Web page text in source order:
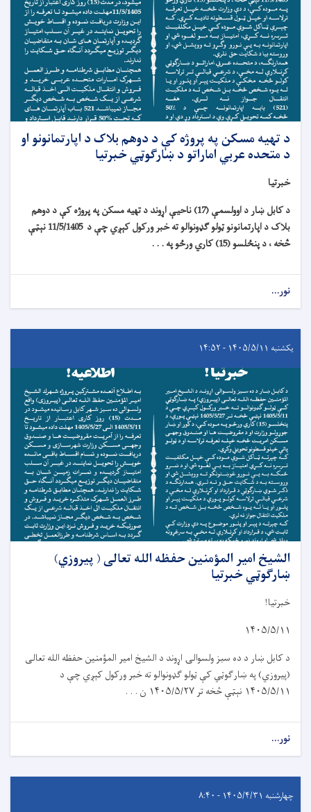
د تهیه مسکن په پروژه کې د دوهم بلاک د اپارتمانونو او
د متحده عربي اماراتو د ښارګوټي خبرتیا
خبرتیا
د کابل ښار د اوولسمې (17) ناحیې اړوند د تهیه مسکن په پروژه کې د دوهم
بلاک د اپارتمانونو ټولو ګډونوالو ته خبر ورکول کېږي چې د 11/5/1405 نېټې
څخه ، د پنځلسو (15) کاري ورځو په . . .
نور...
یکشنبه ۱۴۰۵/۵/۱۱ - ۱۴:۵۲
الشیخ امیر المؤمنین حفظه الله تعالی ( پیروزي)
ښارګوټي خبرتیا
خبرتیا!
۱۴۰۵/۵/۱۱
د کابل ښار د ده سبز ولسوالۍاړوند د الشيخ امير المؤمنين حفظه الله تعالی
(پیروزي) په ښارګوټيکې ټولو گډونوالو ته خبر ورکول کېږي چې د
۱۴۰۵/۵/۱۱ نېټې څخه تر۱۴۰۵/۵/۲۷ ن . . .
نور...
چهارشنبه ۱۴۰۵/۴/۳۱ - ۸:۴۰